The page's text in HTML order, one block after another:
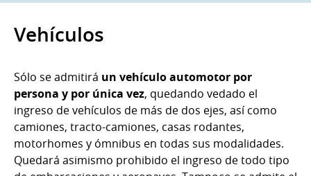
Vehículos
Sólo se admitirá un vehículo automotor por
persona y por única vez, quedando vedado el
ingreso de vehículos de más de dos ejes, así como
camiones, tracto-camiones, casas rodantes,
motorhomes y ómnibus en todas sus modalidades.
Quedará asimismo prohibido el ingreso de todo tipo